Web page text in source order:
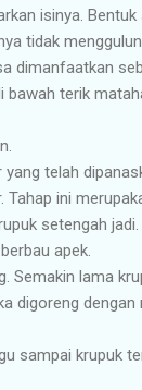
isinya.
tidak
dimanfaatkan
terik
telah
ini
setengah
apek.
Semakin lama
digoreng dengan
sampai krupuk